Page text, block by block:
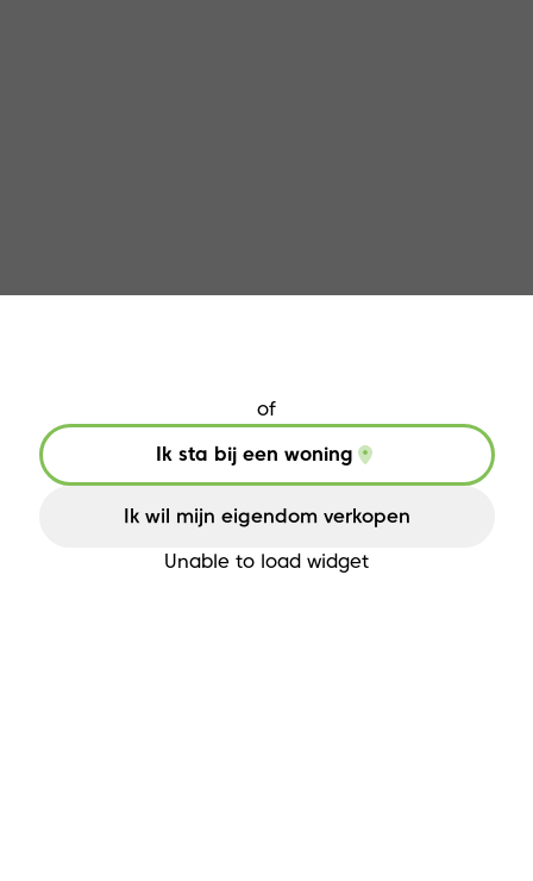
of
Ik sta bij een woning
Ik wil mijn eigendom verkopen
Unable to load widget